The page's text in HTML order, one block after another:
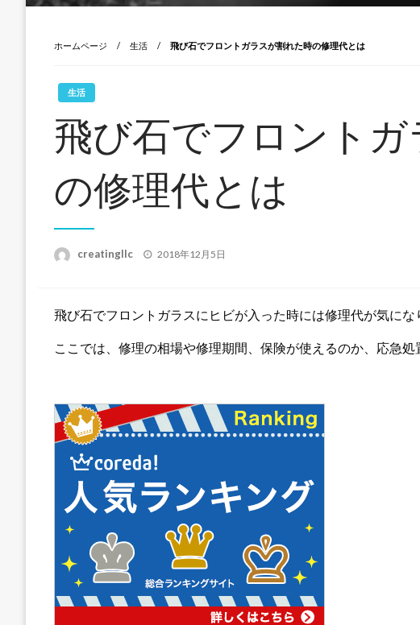
ホームページ 生活 飛び石でフロントガラスが割れた時の修理代とは
生活
飛び石でフロント
の修理代とは
creatingllc
投
2018年12月5日
飛び石でフロントガラスにヒビが入った時には修理代が気にな
ここでは、修理の相場や修理期間、保険が使えるのか、応急処